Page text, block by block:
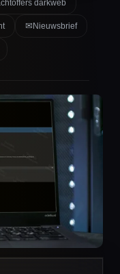
darkweb
✉Nieuwsbrief